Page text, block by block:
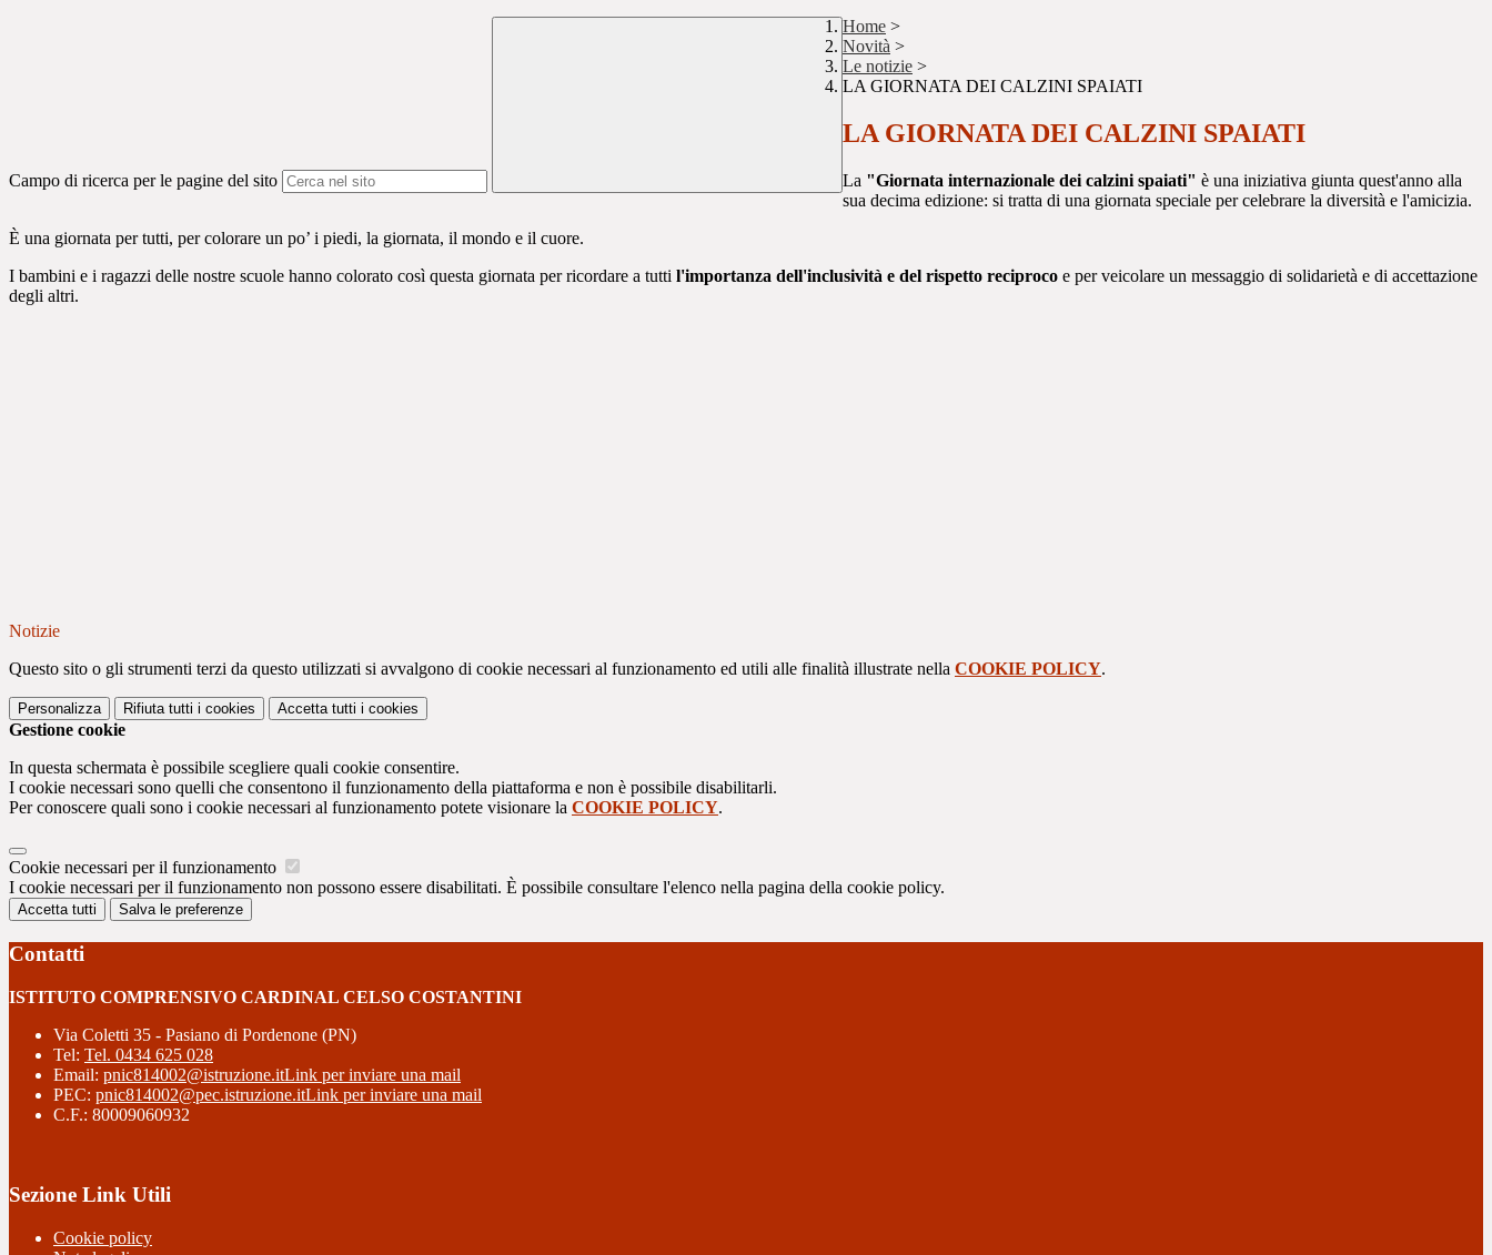
Campo di ricerca per le pagine del sito
Home >
Novità >
Le notizie >
LA GIORNATA DEI CALZINI SPAIATI
LA GIORNATA DEI CALZINI SPAIATI
La "Giornata internazionale dei calzini spaiati" è una iniziativa giunta quest'anno alla
sua decima edizione: si tratta di una giornata speciale per celebrare la diversità e l'amicizia.
È una giornata per tutti, per colorare un po’ i piedi, la giornata, il mondo e il cuore.
I bambini e i ragazzi delle nostre scuole hanno colorato così questa giornata per ricordare a tutti l'importanza dell'inclusività e del rispetto reciproco e per veicolare un messaggio di solidarietà e di accettazione
degli altri.
Notizie
Questo sito o gli strumenti terzi da questo utilizzati si avvalgono di cookie necessari al funzionamento ed utili alle finalità illustrate nella COOKIE POLICY.
Personalizza Rifiuta tutti i cookies Accetta tutti i cookies
Gestione cookie
In questa schermata è possibile scegliere quali cookie consentire.
I cookie necessari sono quelli che consentono il funzionamento della piattaforma e non è possibile disabilitarli.
Per conoscere quali sono i cookie necessari al funzionamento potete visionare la COOKIE POLICY.
Cookie necessari per il funzionamento
I cookie necessari per il funzionamento non possono essere disabilitati. È possibile consultare l'elenco nella pagina della cookie policy.
Accetta tutti Salva le preferenze
Contatti
ISTITUTO COMPRENSIVO CARDINAL CELSO COSTANTINI
Via Coletti 35 - Pasiano di Pordenone (PN)
Tel: Tel. 0434 625 028
Email: pnic814002@istruzione.itLink per inviare una mail
PEC: pnic814002@pec.istruzione.itLink per inviare una mail
C.F.: 80009060932
Sezione Link Utili
Cookie policy